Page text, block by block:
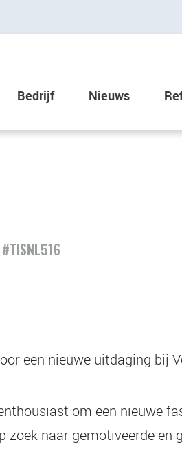
Bedrijf Nieuws
#TISNL516
een nieuwe uitdaging bij
om een nieuwe
zoek naar gemotiveerde en